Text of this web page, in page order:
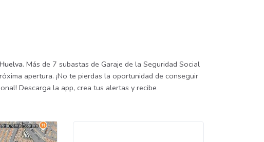
. Más de 7 subastas de Garaje de la Seguridad Social
apertura. ¡No te pierdas la oportunidad de conseguir
Descarga la app, crea tus alertas y recibe